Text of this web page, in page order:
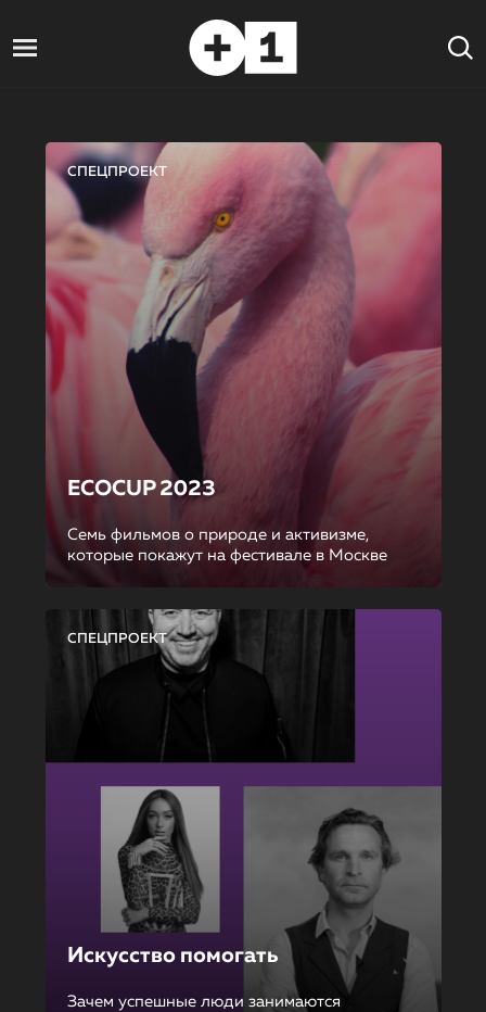
СПЕЦПРОЕКТ
ECOCUP 2023
Семь фильмов о природе и активизме,
которые покажут на фестивале в Москве
СПЕЦПРОЕКТ
Искусство помогать
Зачем успешные люди занимаются